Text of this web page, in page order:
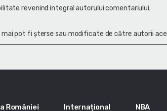
revenind integral autorului comentariului.
pot fi șterse sau modificate de către autorii
României Internațional NBA